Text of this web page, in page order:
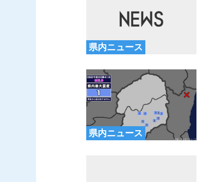
県内ニュース
県内ニュース